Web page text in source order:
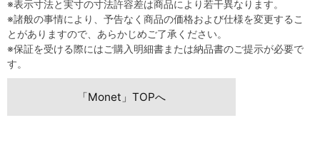
※表示寸法と実寸の寸法許容差は商品により若干異なります。
※諸般の事情により、予告なく商品の価格および仕様を変更するこ
とがありますので、あらかじめご了承ください。
※保証を受ける際にはご購入明細書または納品書のご提示が必要で
す。
「Monet」TOPへ